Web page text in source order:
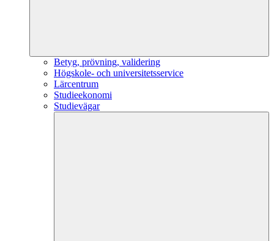
Betyg, prövning, validering
Högskole- och universitetsservice
Lärcentrum
Studieekonomi
Studievägar